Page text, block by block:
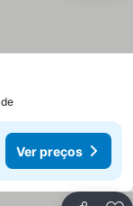
Ver preços